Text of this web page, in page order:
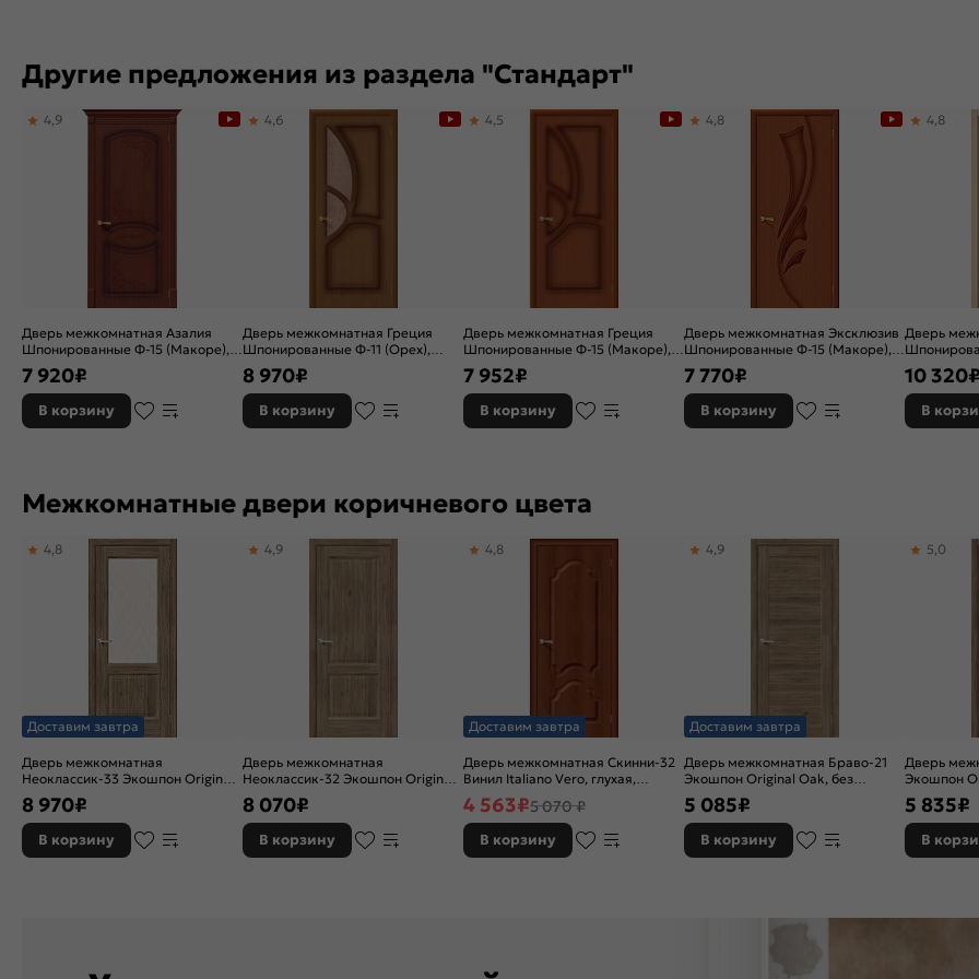
Другие предложения из раздела "Стандарт"
Дверь межкомнатная Азалия
Шпонированные Ф-15 (Макоре),
глухая, каркасно-щитовая
4,9
7 920₽
В корзину
Дверь межкомнатная Греция
Шпонированные Ф-11 (Орех),
остекленная, сатинат бронза
художественный, каркасно-
щитовая
4,6
8 970₽
В корзину
Дверь межкомнатная Греция
Шпонированные Ф-15 (Макоре),
глухая, филенчатая
4,5
7 952₽
В корзину
Дверь межкомнатная Эксклюзив
Шпонированные Ф-15 (Макоре),
глухая, каркасно-щитовая
4,8
7 770₽
В корзину
Дверь
щитовая
4,8
10 320₽
В
Межкомнатные двери коричневого цвета
Доставим завтра
Дверь межкомнатная
Неоклассик-33 Экошпон Original
Oak, остекленная, white сrystal,
кромка нет, филенчатая
4,8
8 970₽
В корзину
Дверь межкомнатная
Неоклассик-32 Экошпон Original
Oak, глухая, кромка нет,
филенчатая
4,9
8 070₽
В корзину
Доставим завтра
Дверь межкомнатная Скинни-32
Винил Italiano Vero, глухая,
скиновая
4,8
4 563₽5 070 ₽
В корзину
Доставим завтра
Дверь межкомнатная Браво-21
Экошпон Original Oak, без
декора, глухая, без стекла, без
кромки, царговая
4,9
5 085₽
В корзину
Дверь
Экошпон
кромки,
5,0
5 835₽
В